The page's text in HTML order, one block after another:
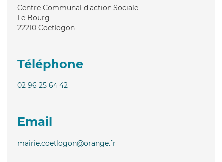
Centre Communal d'action Sociale
Le Bourg
22210 Coëtlogon
Téléphone
02 96 25 64 42
Email
mairie.coetlogon@orange.fr